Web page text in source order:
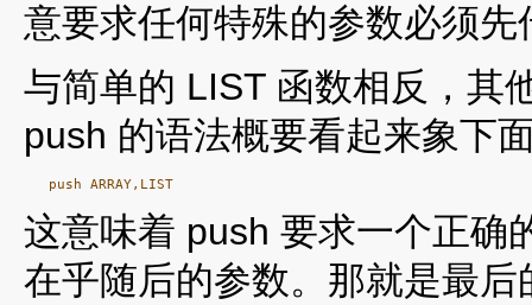
意要求任何特殊的参数必须
与简单的 LIST 函数相反，其
push 的语法概要看起来象下
   push ARRAY,LIST
这意味着 push 要求一个正确
在乎随后的参数。那就是最